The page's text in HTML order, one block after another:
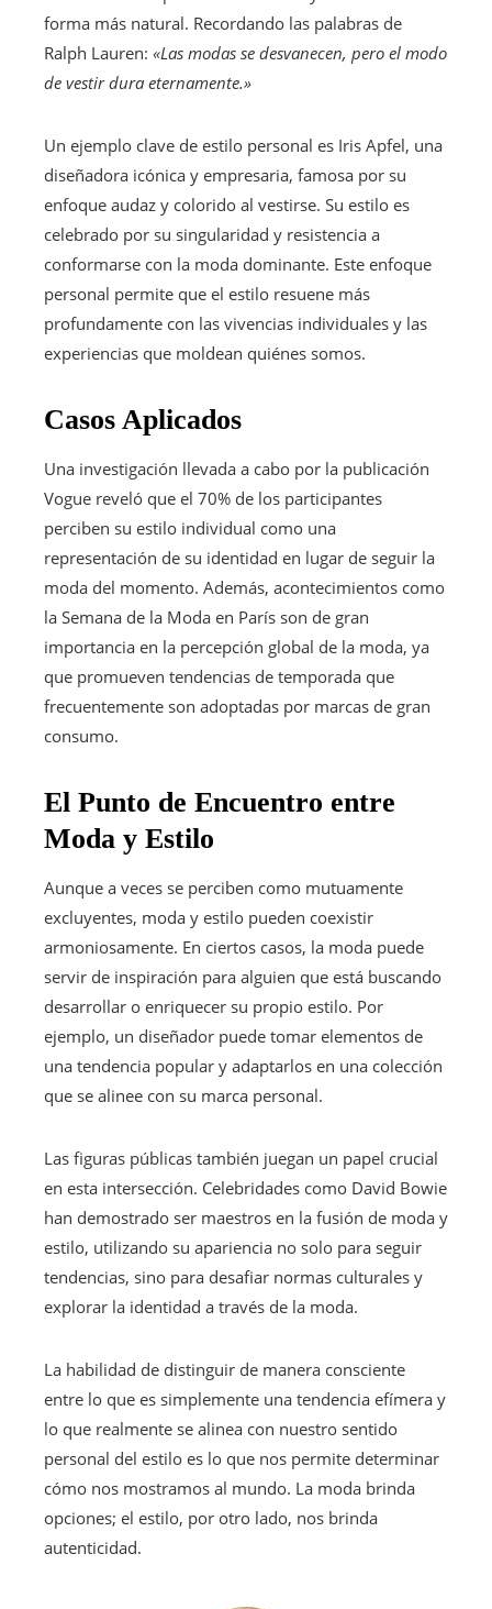
forma más natural. Recordando las palabras de
Ralph Lauren: «Las modas se desvanecen, pero el modo
de vestir dura eternamente.»
Un ejemplo clave de estilo personal es Iris Apfel, una
diseñadora icónica y empresaria, famosa por su
enfoque audaz y colorido al vestirse. Su estilo es
celebrado por su singularidad y resistencia a
conformarse con la moda dominante. Este enfoque
personal permite que el estilo resuene más
profundamente con las vivencias individuales y las
experiencias que moldean quiénes somos.
Casos Aplicados
Una investigación llevada a cabo por la publicación
Vogue reveló que el 70% de los participantes
perciben su estilo individual como una
representación de su identidad en lugar de seguir la
moda del momento. Además, acontecimientos como
la Semana de la Moda en París son de gran
importancia en la percepción global de la moda, ya
que promueven tendencias de temporada que
frecuentemente son adoptadas por marcas de gran
consumo.
El Punto de Encuentro entre
Moda y Estilo
Aunque a veces se perciben como mutuamente
excluyentes, moda y estilo pueden coexistir
armoniosamente. En ciertos casos, la moda puede
servir de inspiración para alguien que está buscando
desarrollar o enriquecer su propio estilo. Por
ejemplo, un diseñador puede tomar elementos de
una tendencia popular y adaptarlos en una colección
que se alinee con su marca personal.
Las figuras públicas también juegan un papel crucial
en esta intersección. Celebridades como David Bowie
han demostrado ser maestros en la fusión de moda y
estilo, utilizando su apariencia no solo para seguir
tendencias, sino para desafiar normas culturales y
explorar la identidad a través de la moda.
La habilidad de distinguir de manera consciente
entre lo que es simplemente una tendencia efímera y
lo que realmente se alinea con nuestro sentido
personal del estilo es lo que nos permite determinar
cómo nos mostramos al mundo. La moda brinda
opciones; el estilo, por otro lado, nos brinda
autenticidad.